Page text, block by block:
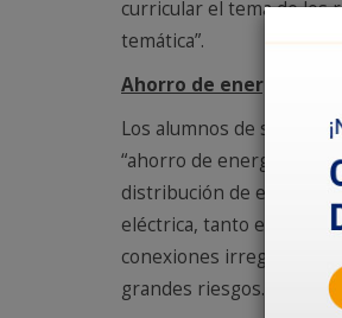
curricular el tema de los
temática”.
Ahorro de energía y
Los alumnos de
“ahorro de energía”. Al
distribución de energía
eléctrica, tanto en el
conexiones irregulares
grandes riesgos.